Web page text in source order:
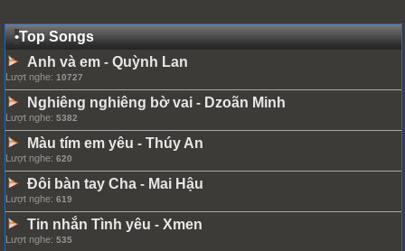
•Top Songs
Anh và em - Quỳnh Lan
Lượt nghe: 10727
Nghiêng nghiêng bờ vai - Dzoãn Minh
Lượt nghe: 5382
Màu tím em yêu - Thúy An
Lượt nghe: 620
Đôi bàn tay Cha - Mai Hậu
Lượt nghe: 619
Tin nhắn Tình yêu - Xmen
Lượt nghe: 535